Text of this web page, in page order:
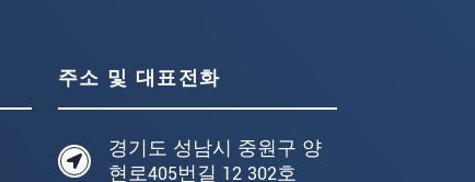
주소 및 대표전화
경기도 성남시 중원구 양
현로405번길 12 302호